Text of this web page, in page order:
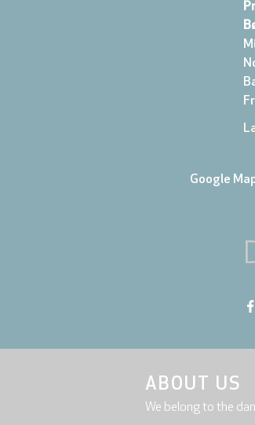
Google
ABOUT US
We belong to the